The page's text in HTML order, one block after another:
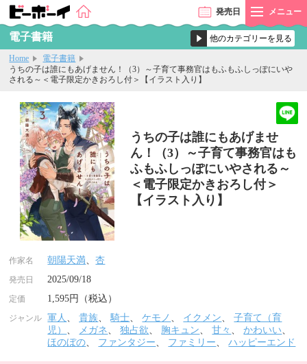
発売日 メニュー
電子書籍
Home
電子書籍
うちの子は誰にもあげません！（3）～子育て事務官はもふもふしっぽにいや
される～＜電子限定かきおろし付＞【イラスト入り】
うちの子は誰にもあげませ
ん！（3）～子育て事務官はも
ふもふしっぽにいやされる～
＜電子限定かきおろし付＞
【イラスト入り】
作家名 朝陽天満、杏
発売日 2025/09/18
定価 1,595円（税込）
ジャンル 軍人 、貴族、騎士、ケモノ 、 イクメン、子育て（育
児） 、 メガネ、独占欲、 胸キュン、甘々 、かわいい、
ほのぼの、 ファンタジー、 ファミリー、ハッピーエンド